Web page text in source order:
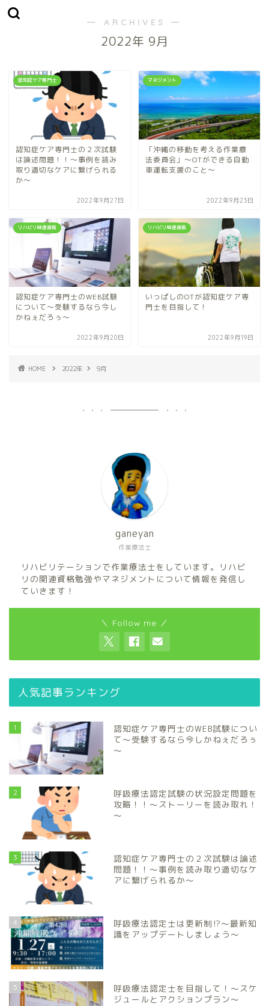
― ARCHIVES ―
2022年 9月
認知症ケア専門士
認知症ケア専門士の２次試験
は論述問題！！～事例を読み
取り適切なケアに繋げられる
か～
2022年9月27日
マネジメント
「沖縄の移動を考える作業療
法委員会」～OTができる自動
車運転支援のこと～
2022年9月23日
リハビリ関連資格
認知症ケア専門士のWEB試験
について～受験するなら今し
かねぇだろぅ～
2022年9月20日
リハビリ関連資格
いっぱしのOTが認知症ケア専
門士を目指して！
2022年9月19日
HOME 2022年 9月
作業療法士
ganeyan
リハビリテーションで作業療法士をしています。リハビ
リの関連資格勉強やマネジメントについて情報を発信し
ていきます！
＼ Follow me ／
人気記事ランキング
1
認知症ケア専門士のWEB試験につい
て～受験するなら今しかねぇだろぅ
～
2
呼吸療法認定試験の状況設定問題を
攻略！！～ストーリーを読み取れ！
～
3
認知症ケア専門士の２次試験は論述
問題！！～事例を読み取り適切なケ
アに繋げられるか～
4
呼吸療法認定士は更新制⁉～最新知
識をアップデートしましょう～
5
呼吸療法認定士を目指して！～スケ
ジュールとアクションプラン～